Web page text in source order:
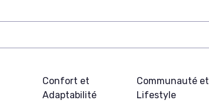
Confort et
Adaptabilité
Communauté et
Lifestyle